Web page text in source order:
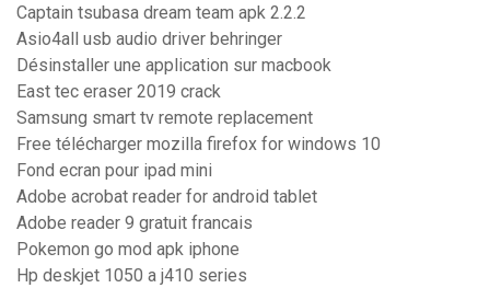
Captain tsubasa dream team apk 2.2.2
Asio4all usb audio driver behringer
Désinstaller une application sur macbook
East tec eraser 2019 crack
Samsung smart tv remote replacement
Free télécharger mozilla firefox for windows 10
Fond ecran pour ipad mini
Adobe acrobat reader for android tablet
Adobe reader 9 gratuit francais
Pokemon go mod apk iphone
Hp deskjet 1050 a j410 series